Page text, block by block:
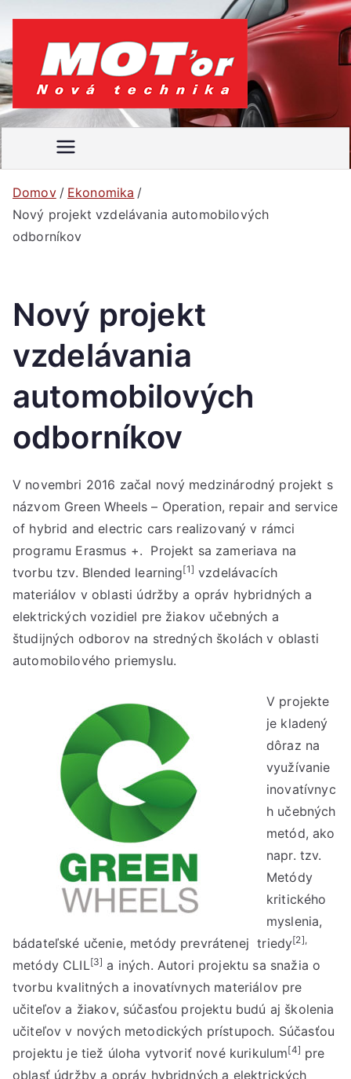
obsah
MOT'
or
Váš
motoristický
časopis
Domov
Ekonomika
Nový projekt vzdelávania automobilových
odborníkov
Nový projekt
vzdelávania
automobilových
odborníkov
V novembri 2016 začal nový medzinárodný projekt s
názvom Green Wheels – Operation, repair and service
of hybrid and electric cars realizovaný v rámci
programu Erasmus +. Projekt sa zameriava na
tvorbu tzv. Blended learning[1] vzdelávacích
materiálov v oblasti údržby a opráv hybridných a
elektrických vozidiel pre žiakov učebných a
študijných odborov na stredných školách v oblasti
automobilového priemyslu.
V projekte
je kladený
dôraz na
využívanie
inovatívnyc
h učebných
metód, ako
napr. tzv.
Metódy
kritického
myslenia,
bádateľské učenie, metódy prevrátenej triedy[2],
metódy CLIL[3] a iných. Autori projektu sa snažia o
tvorbu kvalitných a inovatívnych materiálov pre
učiteľov a žiakov, súčasťou projektu budú aj školenia
učiteľov v nových metodických prístupoch. Súčasťou
projektu je tiež úloha vytvoriť nové kurikulum[4] pre
oblasť údržby a opráv hybridných a elektrických